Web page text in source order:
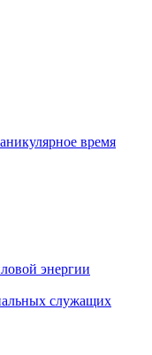
время
энергии
служащих